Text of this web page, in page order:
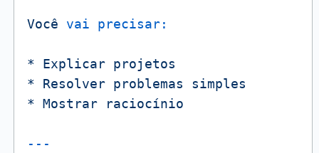
Você vai precisar:
* Explicar projetos
*
Resolver problemas
simples
* Mostrar raciocínio